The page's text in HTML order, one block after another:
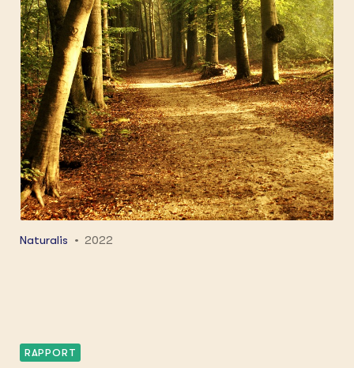
wordt beheerd en up-todate gehouden door de
werkgroep Monitoring. Ben jij bezig met of
geïnteresseerd in biodiversiteitsmonitors en
KPI’s, dan hebben we op een rijtje gezet welke
monitoring tools opgenomen zijn in dit
overzicht. In dit rapport
(https://edepot.wur.nl/571751) is te vinden welke
bronnen we hiervoor gebruikt hebben.
Naturalis 2022
RAPPORT